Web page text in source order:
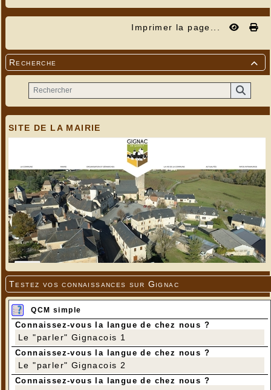
Imprimer la page...

Recherche
SITE DE LA MAIRIE
Testez vos connaissances sur Gignac
QCM simple
Connaissez-vous la langue de chez nous ?
Le "parler" Gignacois 1
Connaissez-vous la langue de chez nous ?
Le "parler" Gignacois 2
Connaissez-vous la langue de chez nous ?